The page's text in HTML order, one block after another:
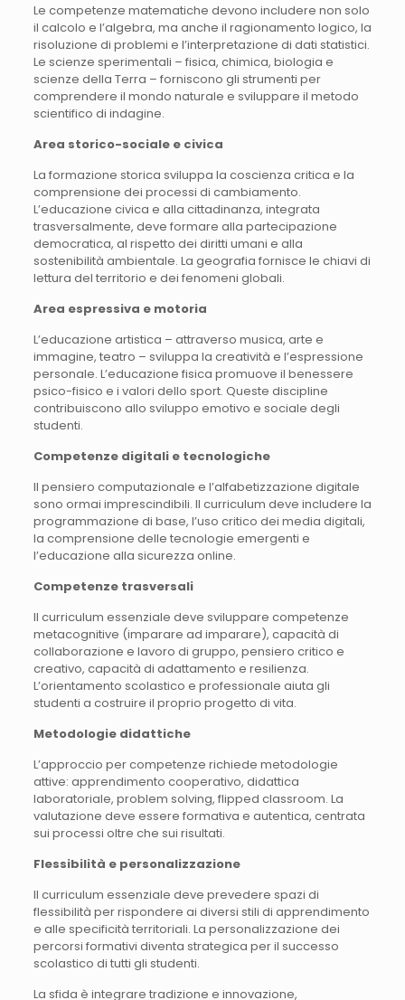
Le competenze matematiche devono includere non solo
il calcolo e l’algebra, ma anche il ragionamento logico, la
risoluzione di problemi e l’interpretazione di dati statistici.
Le scienze sperimentali – fisica, chimica, biologia e
scienze della Terra – forniscono gli strumenti per
comprendere il mondo naturale e sviluppare il metodo
scientifico di indagine.
Area storico-sociale e civica
La formazione storica sviluppa la coscienza critica e la
comprensione dei processi di cambiamento.
L’educazione civica e alla cittadinanza, integrata
trasversalmente, deve formare alla partecipazione
democratica, al rispetto dei diritti umani e alla
sostenibilità ambientale. La geografia fornisce le chiavi di
lettura del territorio e dei fenomeni globali.
Area espressiva e motoria
L’educazione artistica – attraverso musica, arte e
immagine, teatro – sviluppa la creatività e l’espressione
personale. L’educazione fisica promuove il benessere
psico-fisico e i valori dello sport. Queste discipline
contribuiscono allo sviluppo emotivo e sociale degli
studenti.
Competenze digitali e tecnologiche
Il pensiero computazionale e l’alfabetizzazione digitale
sono ormai imprescindibili. Il curriculum deve includere la
programmazione di base, l’uso critico dei media digitali,
la comprensione delle tecnologie emergenti e
l’educazione alla sicurezza online.
Competenze trasversali
Il curriculum essenziale deve sviluppare competenze
metacognitive (imparare ad imparare), capacità di
collaborazione e lavoro di gruppo, pensiero critico e
creativo, capacità di adattamento e resilienza.
L’orientamento scolastico e professionale aiuta gli
studenti a costruire il proprio progetto di vita.
Metodologie didattiche
L’approccio per competenze richiede metodologie
attive: apprendimento cooperativo, didattica
laboratoriale, problem solving, flipped classroom. La
valutazione deve essere formativa e autentica, centrata
sui processi oltre che sui risultati.
Flessibilità e personalizzazione
Il curriculum essenziale deve prevedere spazi di
flessibilità per rispondere ai diversi stili di apprendimento
e alle specificità territoriali. La personalizzazione dei
percorsi formativi diventa strategica per il successo
scolastico di tutti gli studenti.
La sfida è integrare tradizione e innovazione,